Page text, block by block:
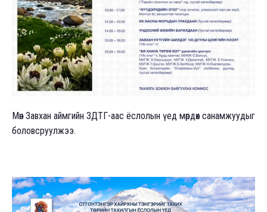
Мөн Завхан аймгийн ЗДТГ-аас ёслолын үед мөрдөх санамжуудыг
боловсруулжээ.